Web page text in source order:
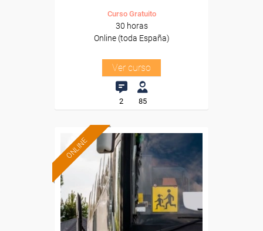
Curso Gratuito
30 horas
Online (toda España)
Ver curso
2 85
ONLINE
Formación 100%
subvencionada.
Para desempleados,
trabajadores y autónomos.